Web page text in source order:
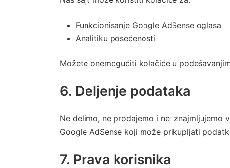
Funkcionisanje Google AdSense oglasa
Analitiku posećenosti
Možete onemogućiti kolačiće u
6. Deljenje podataka
Ne delimo, ne prodajemo i ne iznajmljujemo
Google AdSense koji može prikupljati
7. Prava korisnika